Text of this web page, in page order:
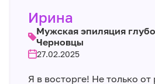
Ирина
Мужская эпиляция
Черновцы
27.02.2025
Я в восторге! Не только от